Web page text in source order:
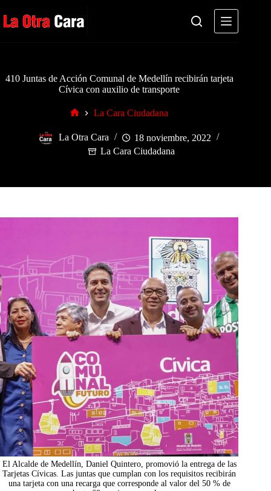
al
contenido
410 Juntas de Acción Comunal de Medellín recibirán tarjeta
Cívica con auxilio de transporte
La Cara Ciudadana
La Otra Cara
18 noviembre, 2022
La Cara Ciudadana
El Alcalde de Medellín, Daniel Quintero, promovió la entrega de las
Tarjetas Cívicas. Las juntas que cumplan con los requisitos recibirán
una tarjeta con una recarga que corresponde al valor del 50 % de